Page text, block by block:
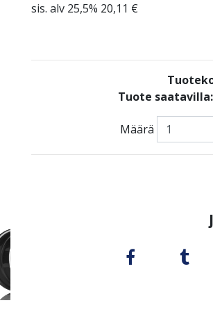
sis. alv 25,5% 20,11 €
Tuote saatavilla:
Määrä